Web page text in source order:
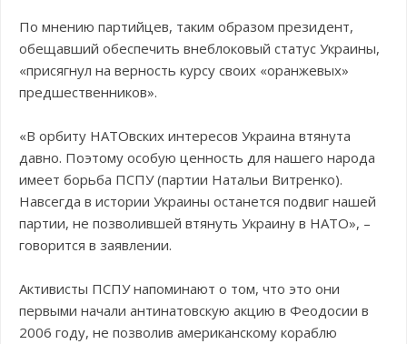
По мнению партийцев, таким образом президент,
обещавший обеспечить внеблоковый статус Украины,
«присягнул на верность курсу своих «оранжевых»
предшественников».
«В орбиту НАТОвских интересов Украина втянута
давно. Поэтому особую ценность для нашего народа
имеет борьба ПСПУ (партии Натальи Витренко).
Навсегда в истории Украины останется подвиг нашей
партии, не позволившей втянуть Украину в НАТО», –
говорится в заявлении.
Активисты ПСПУ напоминают о том, что это они
первыми начали антинатовскую акцию в Феодосии в
2006 году, не позволив американскому кораблю